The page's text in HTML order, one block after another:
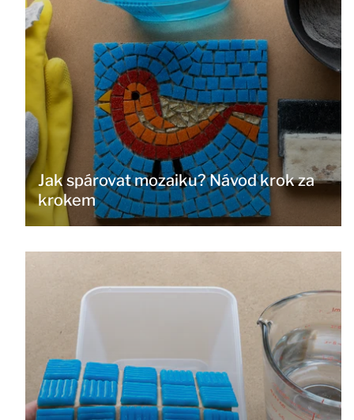
Jak spárovat mozaiku? Návod krok za
krokem